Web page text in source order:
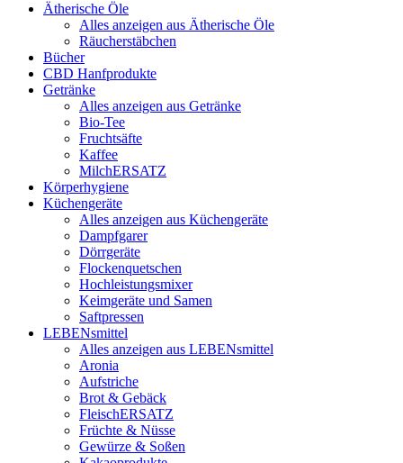
Ätherische Öle
Alles anzeigen aus Ätherische Öle
Räucherstäbchen
Bücher
CBD Hanfprodukte
Getränke
Alles anzeigen aus Getränke
Bio-Tee
Fruchtsäfte
Kaffee
MilchERSATZ
Körperhygiene
Küchengeräte
Alles anzeigen aus Küchengeräte
Dampfgarer
Dörrgeräte
Flockenquetschen
Hochleistungsmixer
Keimgeräte und Samen
Saftpressen
LEBENsmittel
Alles anzeigen aus LEBENsmittel
Aronia
Aufstriche
Brot & Gebäck
FleischERSATZ
Früchte & Nüsse
Gewürze & Soßen